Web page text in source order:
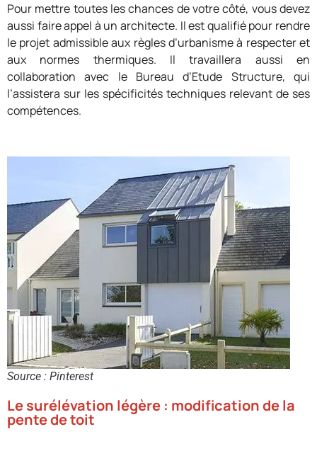
Pour mettre toutes les chances de votre côté, vous devez
aussi faire appel à un architecte. Il est qualifié pour rendre
le projet admissible aux règles d’urbanisme à respecter et
aux normes thermiques. Il travaillera aussi en
collaboration avec le Bureau d’Etude Structure, qui
l’assistera sur les spécificités techniques relevant de ses
compétences.
Source : Pinterest
Le surélévation légère : modification de la
pente de toit